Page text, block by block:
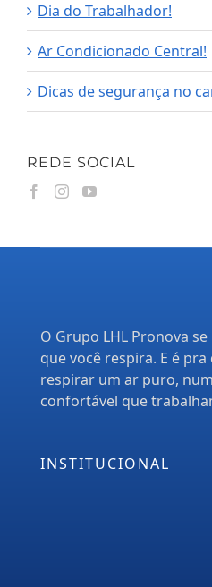
Dia do Trabalhador!
Ar Condicionado Central!
Dicas de segurança no
REDE SOCIAL
O Grupo LHL Pronova
que você respira. E é
respirar um ar puro,
confortável que
INSTITUCIONAL